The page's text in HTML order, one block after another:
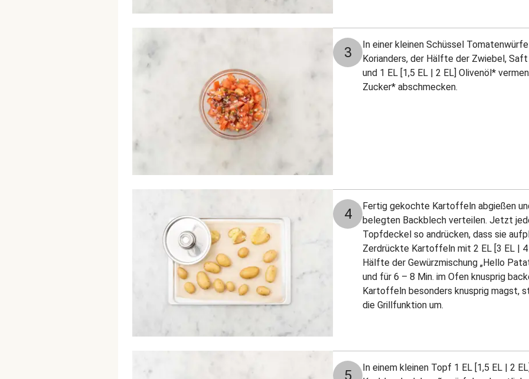
3
In einer kleinen Schüssel
Korianders, der Hälfte der Zwiebel,
und 1 EL [1,5 EL | 2 EL] Olivenöl*
Zucker* abschmecken.
4
Fertig gekochte Kartoffeln abgießen
belegten Backblech verteilen. Jetzt
Topfdeckel so andrücken, dass sie
Zerdrückte Kartoffeln mit 2 EL [3 EL |
Hälfte der Gewürzmischung „Hello
und für 6 – 8 Min. im Ofen knusprig
Kartoffeln besonders knusprig magst,
die Grillfunktion um.
5
In einem kleinen Topf 1 EL [1,5 EL | 2